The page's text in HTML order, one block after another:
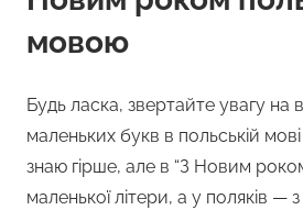
мовою
Будь ласка, звертайте увагу на
маленьких букв в польській мові
знаю гірше, але в “З Новим
маленької літери, а у поляків — з